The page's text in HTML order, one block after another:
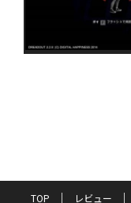
TOP レビュー